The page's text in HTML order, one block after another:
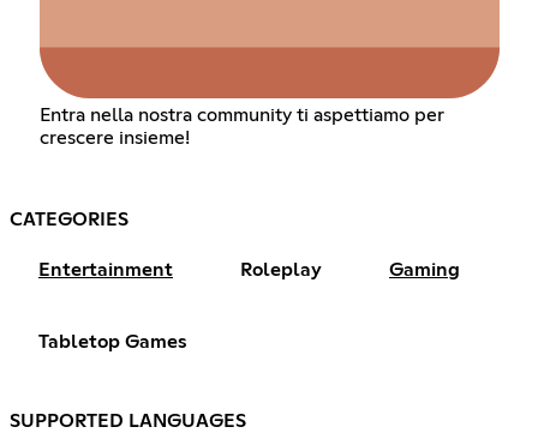
Entra nella nostra community ti aspettiamo per
crescere insieme!
CATEGORIES
Entertainment Roleplay Gaming
Tabletop Games
SUPPORTED LANGUAGES